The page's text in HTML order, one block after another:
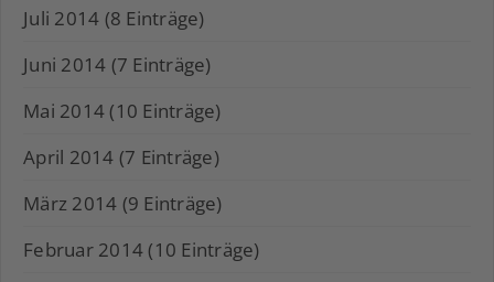
Juli 2014 (8 Einträge)
Juni 2014 (7 Einträge)
Mai 2014 (10 Einträge)
April 2014 (7 Einträge)
März 2014 (9 Einträge)
Februar 2014 (10 Einträge)